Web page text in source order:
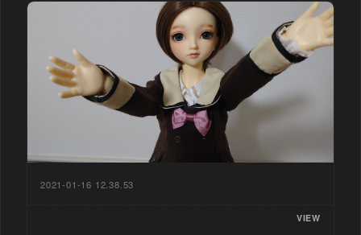
2021-01-16 12.38.53
VIEW